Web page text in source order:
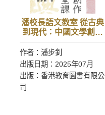
潘校長語文教室 從古典
到現代：中國文學創作
作者：潘步釗
出版日期：2025年07月
出版：香港教育圖書有限公
司